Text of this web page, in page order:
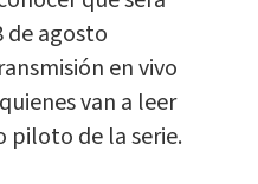
de agosto
en vivo
van a leer
piloto de la serie.